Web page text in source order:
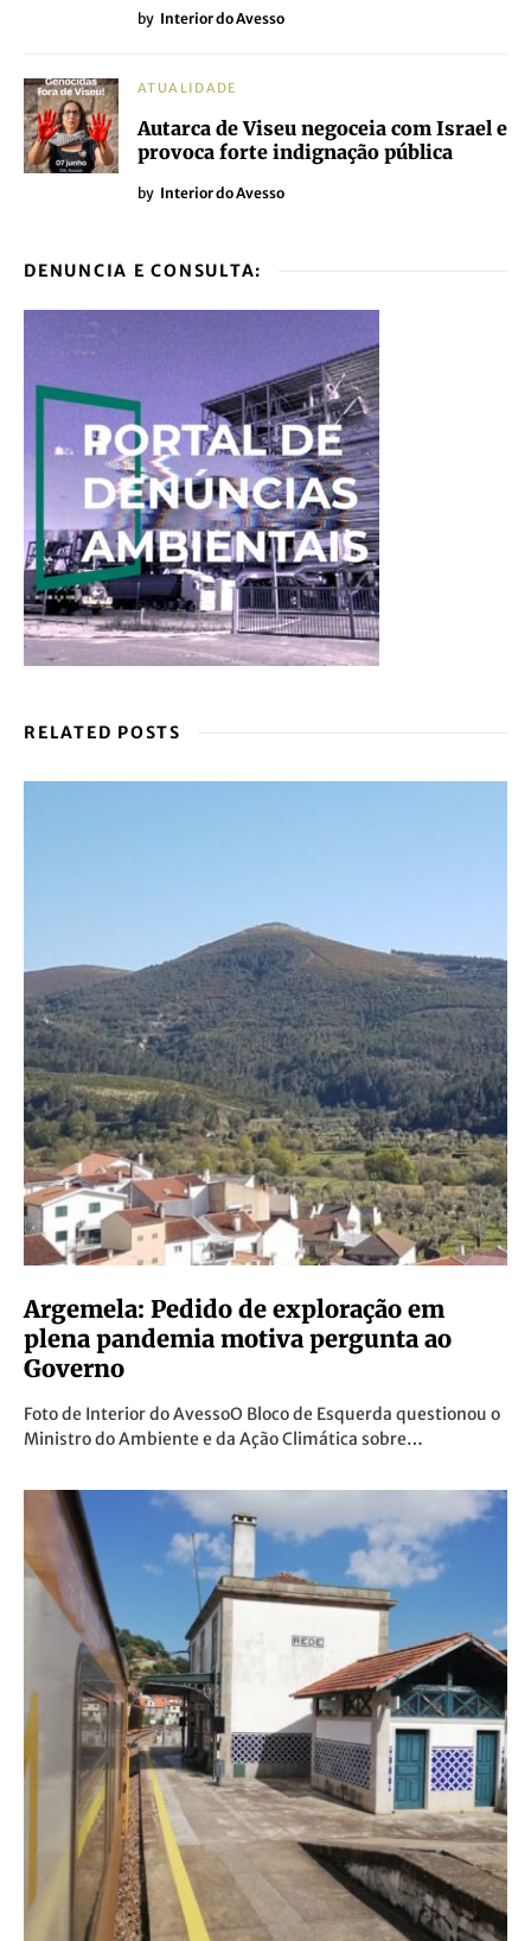
by Interior do Avesso
ATUALIDADE
Autarca de Viseu negoceia com Israel e
provoca forte indignação pública
by Interior do Avesso
DENUNCIA E CONSULTA:
RELATED POSTS
Argemela: Pedido de exploração em
plena pandemia motiva pergunta ao
Governo
Foto de Interior do AvessoO Bloco de Esquerda questionou o
Ministro do Ambiente e da Ação Climática sobre…